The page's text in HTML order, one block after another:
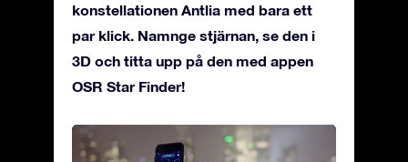
konstellationen Antlia med bara ett
par klick. Namnge stjärnan, se den i
3D och titta upp på den med appen
OSR Star Finder!